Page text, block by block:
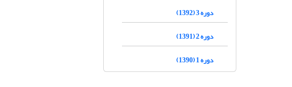
دوره 3 (1392)
دوره 2 (1391)
دوره 1 (1390)